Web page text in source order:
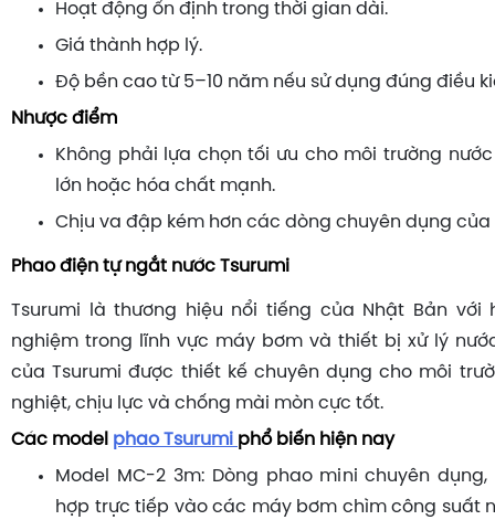
Hoạt động ổn định trong thời gian dài.
Giá thành hợp lý.
Độ bền cao từ 5–10 năm nếu sử dụng đúng điều
Nhược điểm
Không phải lựa chọn tối ưu cho môi trường
lớn hoặc hóa chất mạnh.
Chịu va đập kém hơn các dòng chuyên dụng của
Phao điện tự ngắt nước Tsurumi
Tsurumi là thương hiệu nổi tiếng của Nhật Bản với
nghiệm trong lĩnh vực máy bơm và thiết bị xử lý
của Tsurumi được thiết kế chuyên dụng cho môi
nghiệt, chịu lực và chống mài mòn cực tốt.
Các model phao Tsurumi phổ biến hiện nay
Model MC-2 3m: Dòng phao mini chuyên
hợp trực tiếp vào các máy bơm chìm công suất